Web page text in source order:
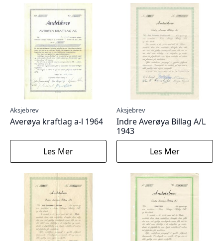
Aksjebrev
Averøya kraftlag a-l 1964
Les Mer
Aksjebrev
Indre Averøya Billag A/L
1943
Les Mer